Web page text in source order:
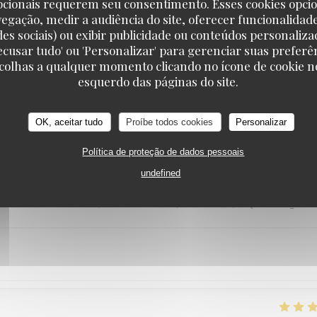
requerem seu consentimento. Esses cookies
medir a audiência do site, oferecer
sociais) ou exibir publicidade ou conteúdos
tudo' ou 'Personalizar' para gerenciar suas
a qualquer momento clicando no ícone de cookie
esquerdo das páginas do site.
OK, aceitar tudo Proíbe todos cookies Personalizar
Política de proteção de dados pessoais
undefined
SERVICE AMBIENCE: MENU : QUALITY_PRICE
..on se retrouve dans un jardin hors de la ville .. incroyable. Les